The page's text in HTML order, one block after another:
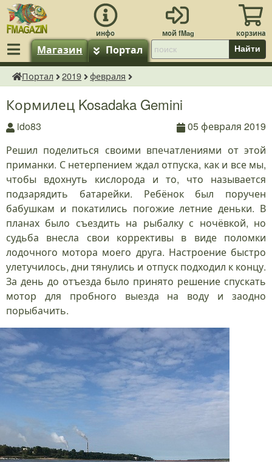
Магазин Портал Найти
fMagazin.ru
Портал 2019 февраля
Кормилец Kosadaka Gemini
ido83
05 февраля 2019
Решил поделиться своими впечатлениями от этой
приманки. С нетерпением ждал отпуска, как и все мы,
чтобы вдохнуть кислорода и то, что называется
подзарядить батарейки. Ребёнок был поручен
бабушкам и покатились погожие летние деньки. В
планах было съездить на рыбалку с ночёвкой, но
судьба внесла свои коррективы в виде поломки
лодочного мотора моего друга. Настроение быстро
улетучилось, дни тянулись и отпуск подходил к концу.
За день до отъезда было принято решение спускать
мотор для пробного выезда на воду и заодно
порыбачить.